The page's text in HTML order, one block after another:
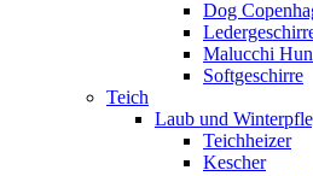
Dog
Malucchi
Softgeschirre
Teich
Laub und
Teichheizer
Kescher